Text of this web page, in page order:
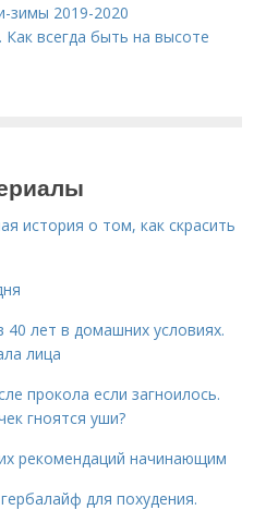
зимы 2019-2020
всегда быть на высоте
история о том, как скрасить
40 лет в домашних условиях.
лица
прокола если загноилось.
гноятся уши?
рекомендаций начинающим
для похудения.